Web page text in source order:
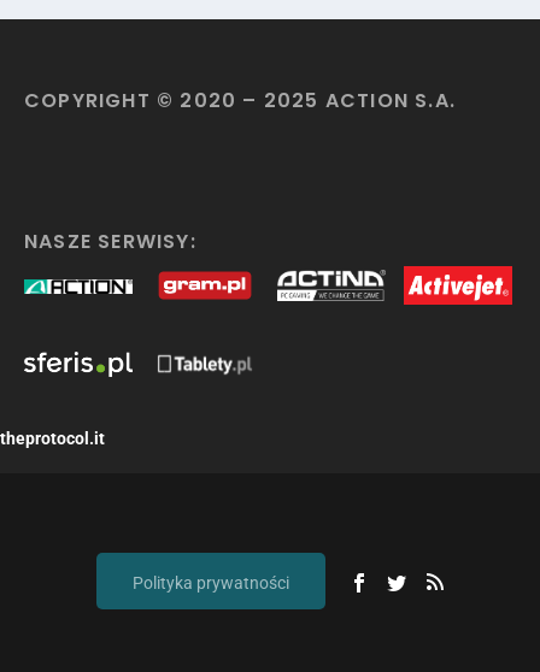
COPYRIGHT © 2020 – 2025 ACTION S.A.
NASZE SERWISY:
theprotocol.it
Polityka prywatności